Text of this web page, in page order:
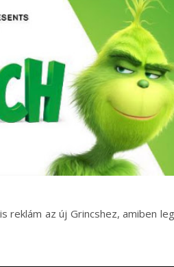
az új Grincshez, amiben